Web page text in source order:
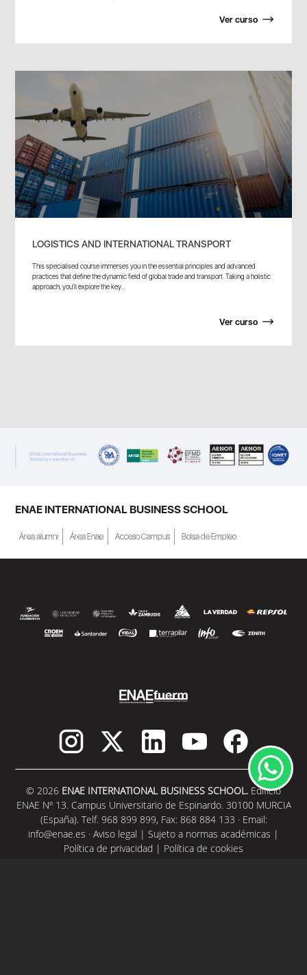
Ver curso
LOGISTICS AND INTERNATIONAL TRANSPORT
This specialised course immerses you in the essential principles and advanced
practices that define the dynamic field of global trade and transport. Taking a holistic
approach, you'll explore the key...
Ver curso
ENAE INTERNATIONAL BUSINESS SCHOOL
Área alumni Área Enae Acceso Campus Bolsa de Empleo
© 2026 ENAE INTERNATIONAL BUSINESS SCHOOL. Edificio
ENAE Nº 13. Campus Universitario de Espinardo. 30100 MURCIA
(España). Telf. 968 899 899, Fax: 868 884 133 · Email:
info@enae.es · Aviso legal | Sujeto a normas académicas |
Política de privacidad | Política de cookies